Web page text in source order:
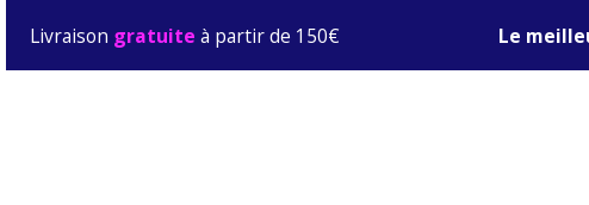
Livraison gratuite à partir de 150€ Le